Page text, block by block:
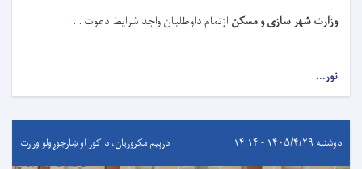
وزارت شهر سازی و مسکن ازتمام داوطلبان واجد شرایط دعوت . . .
نور...
دوشنبه ۱۴۰۵/۴/۲۹ - ۱۴:۱۴ درېيم مکروریان، د کور او ښارجوړولو وزارت